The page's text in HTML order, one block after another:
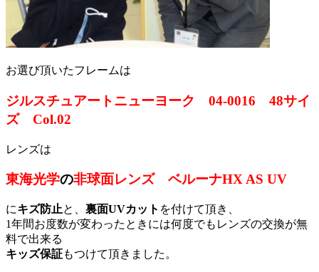
お選び頂いたフレームは
ジルスチュアートニューヨーク 04-0016 48サイ
ズ Col.02
レンズは
東海光学の非球面レンズ ベルーナHX AS UV
にキズ防止と、 裏面UVカット を付けて頂き、
1年間お度数が変わったときには何度でもレンズの交換が無
料で出来る
キッズ保証もつけて頂きました。